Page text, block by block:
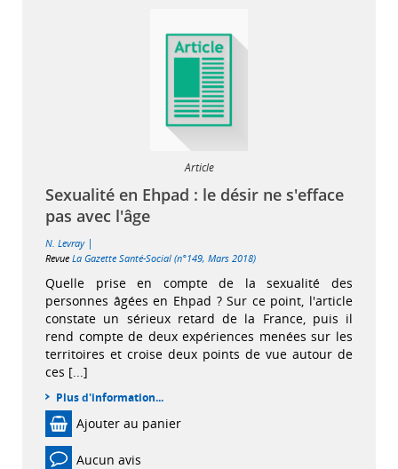
Article
Sexualité en Ehpad : le désir ne s'efface
pas avec l'âge
N. Levray |
Revue La Gazette Santé-Social (n°149, Mars 2018)
Quelle prise en compte de la sexualité des
personnes âgées en Ehpad ? Sur ce point, l'article
constate un sérieux retard de la France, puis il
rend compte de deux expériences menées sur les
territoires et croise deux points de vue autour de
ces [...]
Plus d'information...
Ajouter au panier
Aucun avis